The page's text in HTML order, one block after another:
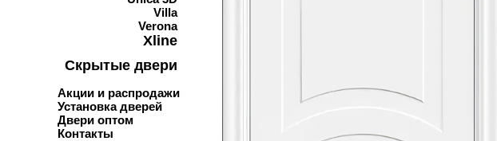
Villa
Verona
Xline
Скрытые двери
Акции и распродажи
Установка дверей
Двери оптом
Контакты